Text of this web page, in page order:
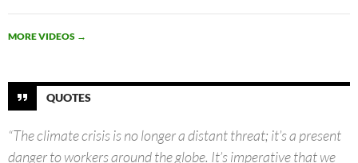
MORE VIDEOS →
QUOTES
“The climate crisis is no longer a distant threat; it’s a present
danger to workers around the globe. It’s imperative that we